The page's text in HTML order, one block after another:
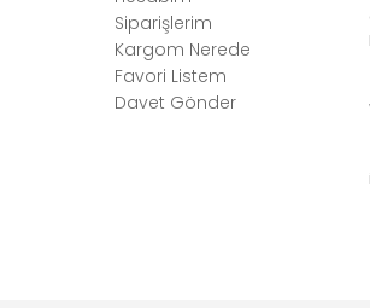
Siparişlerim
Kargom Nerede
Favori Listem
Davet Gönder